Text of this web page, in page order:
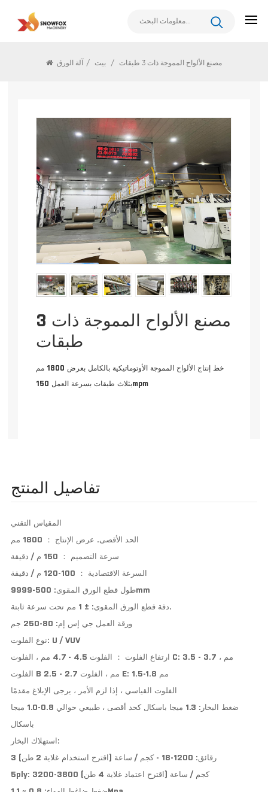
بيت / آلة الورق / مصنع الألواح المموجة ذات 3 طبقات
مصنع الألواح المموجة ذات 3
طبقات
خط إنتاج الألواح المموجة الأوتوماتيكية بالكامل بعرض 1800 مم
بثلاث طبقات بسرعة العمل 150mpm
تفاصيل المنتج
المقياس التقني
الحد الأقصى. عرض الإنتاج ： 1800 مم
سرعة التصميم ： 150 م / دقيقة
السرعة الاقتصادية ： 100-120 م / دقيقة
طول قطع الورق المقوى: 500-9999mm
دقة قطع الورق المقوى: ± 1 مم تحت سرعة ثابتة.
ورقة العمل جي إس إم: 80-250 جم
نوع الفلوت: U / VUV
ارتفاع الفلوت ： الفلوت 4.5 - 4.7 مم ، الفلوت C: 3.5 - 3.7 مم ،
الفلوت B 2.5 - 2.7 مم ، الفلوت E: 1.5-1.8 مم
الفلوت القياسي ، إذا لزم الأمر ، يرجى الإبلاغ مقدمًا
ضغط البخار: 1.3 ميجا باسكال كحد أقصى ، طبيعي حوالي 0.8-1.0 ميجا
باسكال
استهلاك البخار:
3 رقائق: 1200-18 - كجم / ساعة (اقترح استخدام غلاية 2 طن)
5ply: 3200-3800 كجم / ساعة (اقترح اعتماد غلاية 4 طن)